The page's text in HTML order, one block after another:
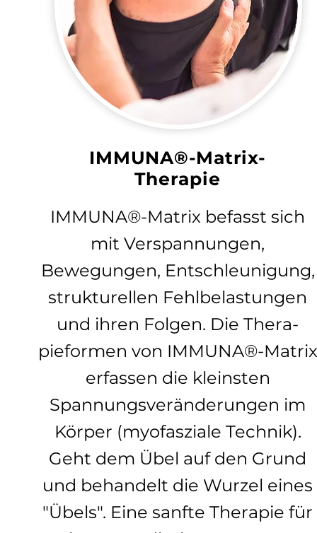
IMMUNA®-Matrix-
Therapie
IMMUNA®-Matrix befasst sich
mit Verspannungen,
Bewegungen, Entschleunigung,
strukturellen Fehlbelastungen
und ihren Folgen. Die Thera-
pieformen von IMMUNA®-Matrix
erfassen die kleinsten
Spannungsveränderungen im
Körper (myofasziale Technik).
Geht dem Übel auf den Grund
und behandelt die Wurzel eines
"Übels". Eine sanfte Therapie für